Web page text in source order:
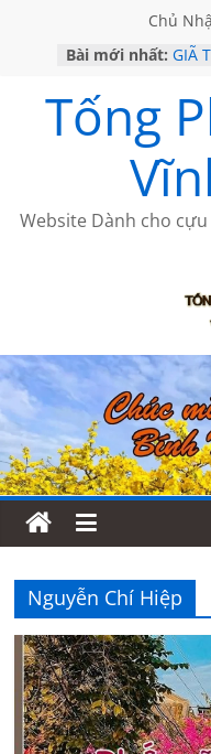
Chủ
Bài mới nhất: GIÃ
Tống
Website Dành cho
Nguyễn Chí Hiệp